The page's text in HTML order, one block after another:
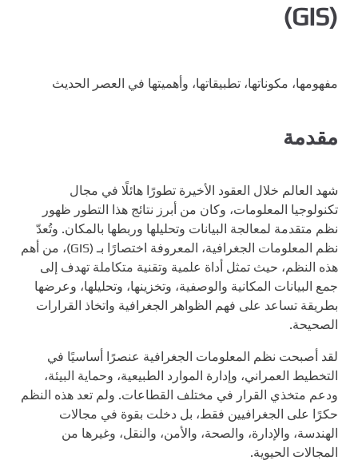
(GIS)
مفهومها، مكوناتها، تطبيقاتها، وأهميتها في العصر الحديث
مقدمة
شهد العالم خلال العقود الأخيرة تطورًا هائلًا في مجال
تكنولوجيا المعلومات، وكان من أبرز نتائج هذا التطور ظهور
نظم متقدمة لمعالجة البيانات وتحليلها وربطها بالمكان. وتُعدّ
نظم المعلومات الجغرافية، المعروفة اختصارًا بـ (GIS)، من أهم
هذه النظم، حيث تمثل أداة علمية وتقنية متكاملة تهدف إلى
جمع البيانات المكانية والوصفية، وتخزينها، وتحليلها، وعرضها
بطريقة تساعد على فهم الظواهر الجغرافية واتخاذ القرارات
الصحيحة.
لقد أصبحت نظم المعلومات الجغرافية عنصرًا أساسيًا في
التخطيط العمراني، وإدارة الموارد الطبيعية، وحماية البيئة،
ودعم متخذي القرار في مختلف القطاعات. ولم تعد هذه النظم
حكرًا على الجغرافيين فقط، بل دخلت بقوة في مجالات
الهندسة، والإدارة، والصحة، والأمن، والنقل، وغيرها من
المجالات الحيوية.